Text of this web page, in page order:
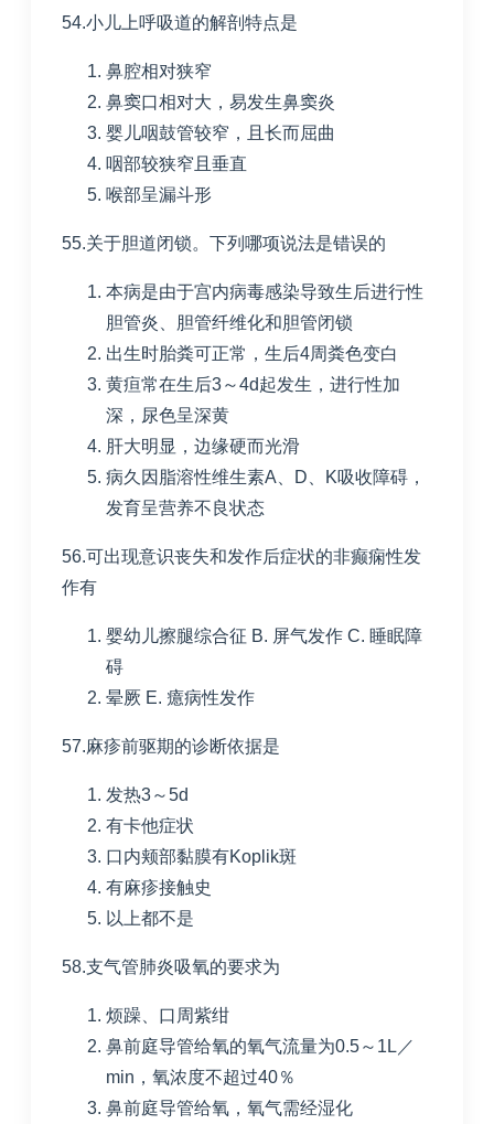
54.小儿上呼吸道的解剖特点是
鼻腔相对狭窄
鼻窦口相对大，易发生鼻窦炎
婴儿咽鼓管较窄，且长而屈曲
咽部较狭窄且垂直
喉部呈漏斗形
55.关于胆道闭锁。下列哪项说法是错误的
本病是由于宫内病毒感染导致生后进行性
胆管炎、胆管纤维化和胆管闭锁
出生时胎粪可正常，生后4周粪色变白
黄疸常在生后3～4d起发生，进行性加
深，尿色呈深黄
肝大明显，边缘硬而光滑
病久因脂溶性维生素A D K吸收障碍，
发育呈营养不良状态
56.可出现意识丧失和发作后症状的非癫痫性发
作有
婴幼儿擦腿综合征 B. 屏气发作 C. 睡眠障
碍
晕厥 E. 癔病性发作
57.麻疹前驱期的诊断依据是
发热3～5d
有卡他症状
口内颊部黏膜有Koplik斑
有麻疹接触史
以上都不是
58.支气管肺炎吸氧的要求为
烦躁、口周紫绀
鼻前庭导管给氧的氧气流量为0.5～ 1L ／
min ，氧浓度不超过40％
鼻前庭导管给氧，氧气需经湿化